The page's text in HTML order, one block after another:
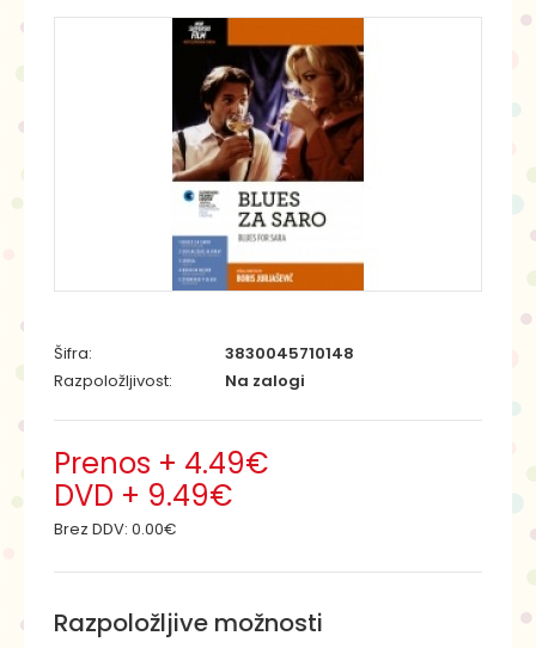
Šifra:
3830045710148
Razpoložljivost:
Na zalogi
Prenos + 4.49€
DVD + 9.49€
Brez DDV: 0.00€
Razpoložljive možnosti